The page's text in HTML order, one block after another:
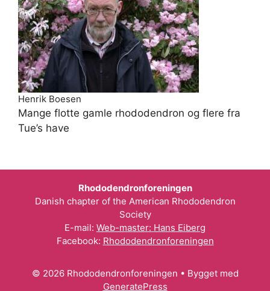
Henrik Boesen
Mange flotte gamle rhododendron og flere fra
Tue’s have
Rhododendronforeningen
Danish chapter of the American Rhododendron
Society
E-mail: Web-master: Hans Eiberg
Facebook: Rhododendronforeningen
© 2026 Rhododendronforeningen • Bygget med
GeneratePress